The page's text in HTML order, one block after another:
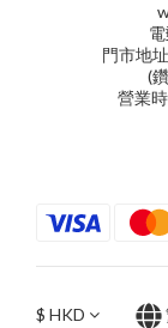
門市地
(
營業
$ HKD